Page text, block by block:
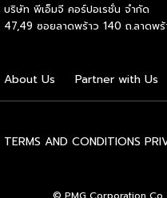
ธุรกิจการค้า กระทรวงพาณิช
Thailand & Thailand E-
บริษัท พีเอ็มจี คอร์ปอเรชั่น จำกัด
47,49 ซอยลาดพร้าว 140 ถ.ลาดพ
About Us Partner with Us
TERMS AND CONDITIONS